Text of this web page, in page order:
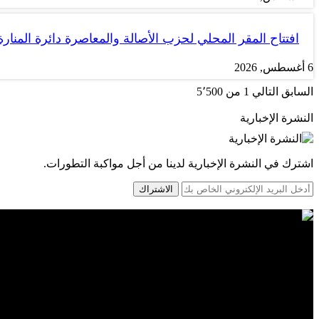
افتتاح المقر المحلي لحزب الأصالة والمعاصرة دائرة
6 أغسطس, 2026
السابق التالي 1 من 5٬500
النشرة الإخبارية
اشترك في النشرة الإخبارية لدينا من أجل مواكبة التطورات.
الاشتراك